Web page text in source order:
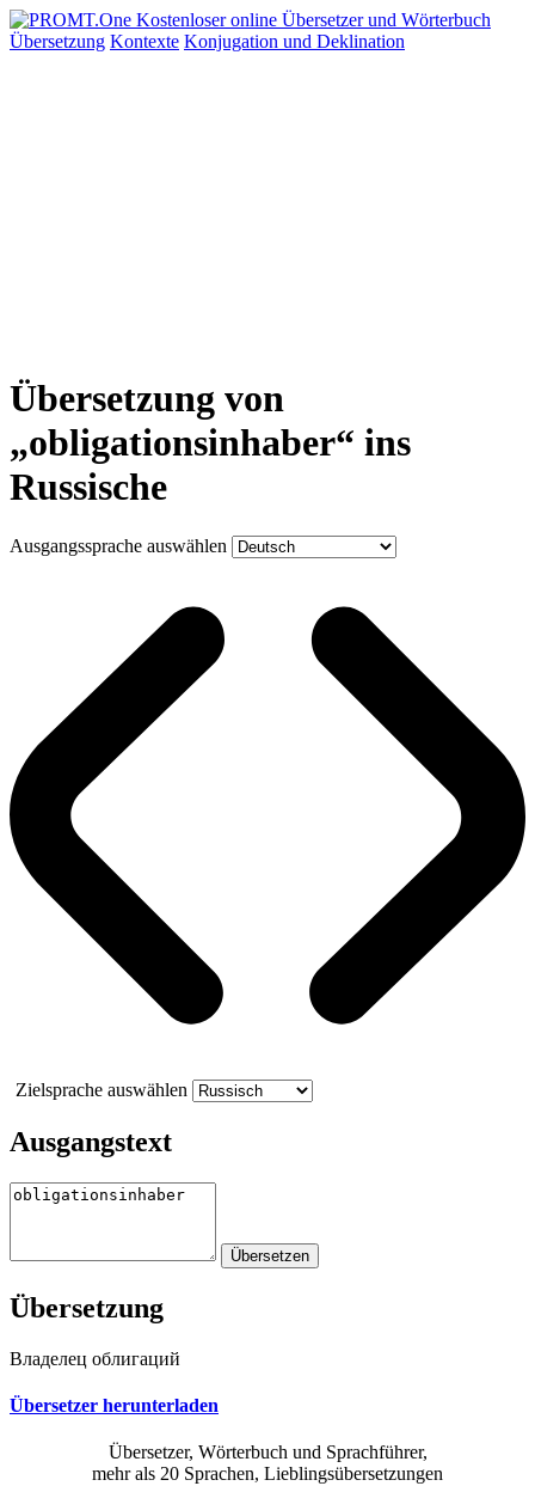
Übersetzung Kontexte Konjugation und Deklination
Übersetzung von
„obligationsinhaber“ ins
Russische
Ausgangssprache auswählen
Zielsprache auswählen
Ausgangstext
Übersetzung
Владелец облигаций
Übersetzer herunterladen
Übersetzer, Wörterbuch und Sprachführer,
mehr als 20 Sprachen, Lieblingsübersetzungen